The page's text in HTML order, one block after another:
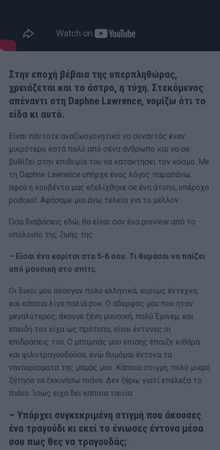
Στην εποχή βέβαια της υπερπληθώρας,
χρειάζεται και το άστρο, η τύχη. Στεκόμενος
απέναντι στη Daphne Lawrence, νομίζω ότι το
είδα κι αυτό.
Είναι πάντοτε αναζωογονητικό να συναντάς έναν
μικρότερο κατά πολύ από σένα άνθρωπο και να σε
βυθίζει στην επιθυμία του να κατακτήσει τον κόσμο. Με
τη Daphne Lawrence υπήρχε ένας λόγος παραπάνω,
αφού η κουβέντα μας εξελίχθηκε σε ένα άτυπο, υπέροχο
podcast. Αφήσαμε μια άνω τελεία για το μέλλον.
Όσα διαβάσεις εδώ, θα είναι σαν ένα preview από το
υπόλοιπο της ζωής της.
– Είσαι ένα κορίτσι στα 5-6 σου. Τι θυμάσαι να παίζει
από μουσική στο σπίτι;
Οι δικοί μου άκουγαν πολύ ελληνικά, κυρίως έντεχνα,
και κάποια λίγα παλιά ροκ. Ο αδερφός μου που ήταν
μεγαλύτερος, άκουγε ξένη μουσική, πολύ Έμινεμ, και
επειδή τον είχα ως πρότυπο, είναι έντονες οι
επιδράσεις του. Ο μπαμπάς μου επίσης έπαιζε κιθάρα
και ψιλοτραγουδούσε, ενώ θυμάμαι έντονα τα
νανουρίσματα της μαμάς μου. Κάποια στιγμή, πολύ μικρή
ζήτησα να ξεκινήσω πιάνο. Δεν ξέρω γιατί επέλεξα το
πιάνο. Ίσως είχα δει κάποια ταινία.
– Υπάρχει συγκεκριμένη στιγμή που άκουσες
ένα τραγούδι κι εκεί το ένιωσες έντονα μέσα
σου πως θες να τραγουδάς;